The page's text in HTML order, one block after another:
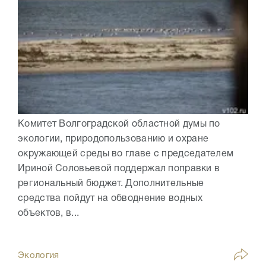
Комитет Волгоградской областной думы по
экологии, природопользованию и охране
окружающей среды во главе с председателем
Ириной Соловьевой поддержал поправки в
региональный бюджет. Дополнительные
средства пойдут на обводнение водных
объектов, в...
Экология